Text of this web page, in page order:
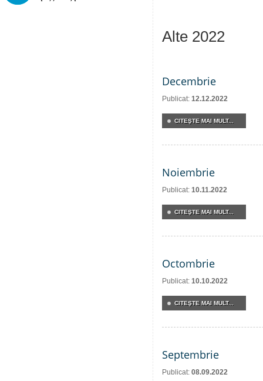
Alte 2022
Decembrie
Publicat: 12.12.2022
CITEŞTE MAI MULT...
Noiembrie
Publicat: 10.11.2022
CITEŞTE MAI MULT...
Octombrie
Publicat: 10.10.2022
CITEŞTE MAI MULT...
Septembrie
Publicat: 08.09.2022